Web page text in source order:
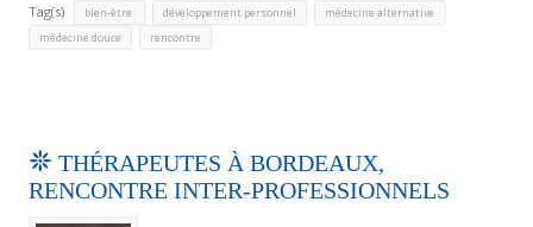
Tag(s) bien-être. développement personnel médecine alternative
médecine douce rencontre
THÉRAPEUTES À BORDEAUX,
RENCONTRE INTER-PROFESSIONNELS